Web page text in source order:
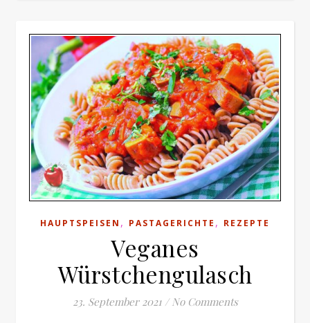
HAUPTSPEISEN , PASTAGERICHTE , REZEPTE
Veganes
Würstchengulasch
23. September 2021 / No Comments